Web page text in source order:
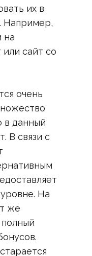
их в
Например,
на
сайт со
очень
в данный
В связи с
На
же